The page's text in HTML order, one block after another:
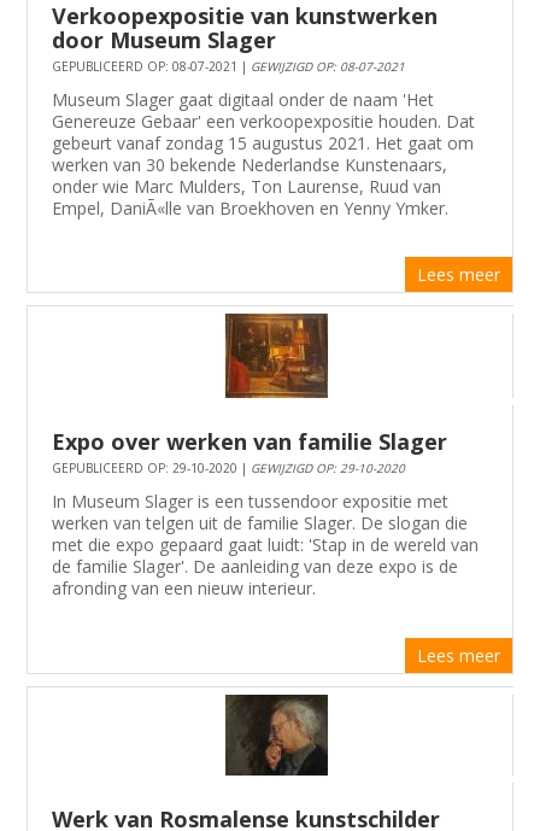
Verkoopexpositie van kunstwerken
door Museum Slager
GEPUBLICEERD OP: 08-07-2021 | GEWIJZIGD OP: 08-07-2021
Museum Slager gaat digitaal onder de naam 'Het
Genereuze Gebaar' een verkoopexpositie houden. Dat
gebeurt vanaf zondag 15 augustus 2021. Het gaat om
werken van 30 bekende Nederlandse Kunstenaars,
onder wie Marc Mulders, Ton Laurense, Ruud van
Empel, DaniÃ«lle van Broekhoven en Yenny Ymker.
Lees meer
Expo over werken van familie Slager
GEPUBLICEERD OP: 29-10-2020 | GEWIJZIGD OP: 29-10-2020
In Museum Slager is een tussendoor expositie met
werken van telgen uit de familie Slager. De slogan die
met die expo gepaard gaat luidt: 'Stap in de wereld van
de familie Slager'. De aanleiding van deze expo is de
afronding van een nieuw interieur.
Lees meer
Werk van Rosmalense kunstschilder